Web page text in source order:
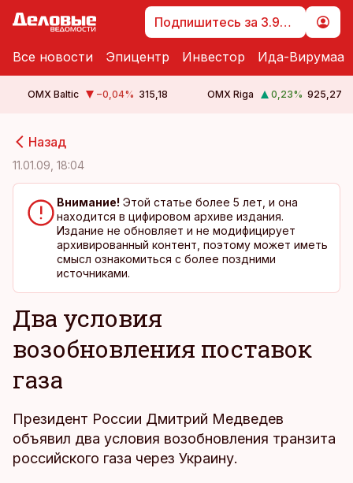
Подпишитесь за 3.99 €
Все новости Эпицентр Инвестор Ида-Вирумаа
OMX Baltic −0,04% 315,18 OMX Riga 0,23% 925,27
Назад
11.01.09, 18:04
Внимание! Этой статье более 5 лет, и она
находится в цифировом архиве издания.
Издание не обновляет и не модифицирует
архивированный контент, поэтому может иметь
смысл ознакомиться с более поздними
источниками.
Два условия
возобновления поставок
газа
Президент России Дмитрий Медведев
объявил два условия возобновления транзита
российского газа через Украину.